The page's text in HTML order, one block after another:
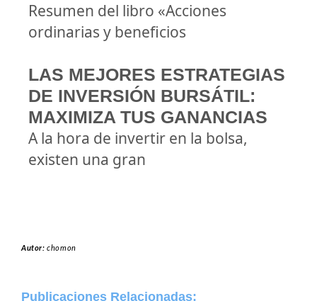
Resumen del libro «Acciones
ordinarias y beneficios
LAS MEJORES ESTRATEGIAS
DE INVERSIÓN BURSÁTIL:
MAXIMIZA TUS GANANCIAS
A la hora de invertir en la bolsa,
existen una gran
Autor:chomon
Publicaciones Relacionadas: